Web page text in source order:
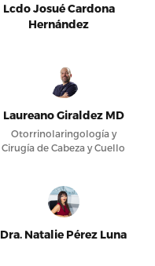
Lcdo Josué Cardona
Hernández
Laureano Giraldez MD
Otorrinolaringología y
Cirugía de Cabeza y Cuello
Dra. Natalie Pérez Luna